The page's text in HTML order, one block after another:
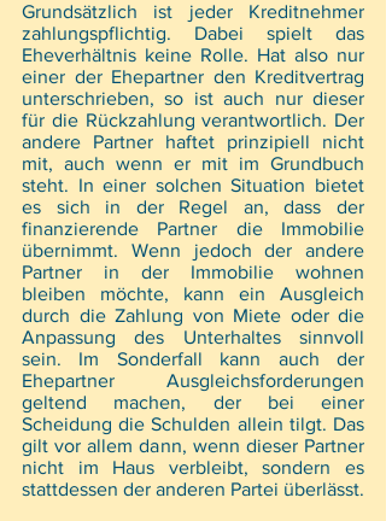
Grundsätzlich ist jeder Kreditnehmer
zahlungspflichtig. Dabei spielt das
Eheverhältnis keine Rolle. Hat also nur
einer der Ehepartner den Kreditvertrag
unterschrieben, so ist auch nur dieser
für die Rückzahlung verantwortlich. Der
andere Partner haftet prinzipiell nicht
mit, auch wenn er mit im Grundbuch
steht. In einer solchen Situation bietet
es sich in der Regel an, dass der
finanzierende Partner die Immobilie
übernimmt. Wenn jedoch der andere
Partner in der Immobilie wohnen
bleiben möchte, kann ein Ausgleich
durch die Zahlung von Miete oder die
Anpassung des Unterhaltes sinnvoll
sein. Im Sonderfall kann auch der
Ehepartner Ausgleichsforderungen
geltend machen, der bei einer
Scheidung die Schulden allein tilgt. Das
gilt vor allem dann, wenn dieser Partner
nicht im Haus verbleibt, sondern es
stattdessen der anderen Partei überlässt.